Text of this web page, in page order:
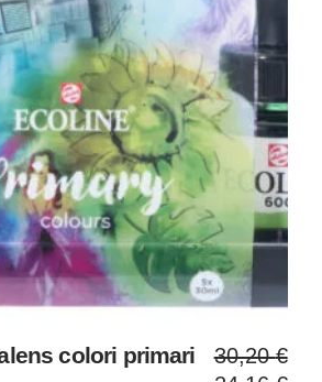
colori primari 30,20€
Il
prezzo
Il
prezzo